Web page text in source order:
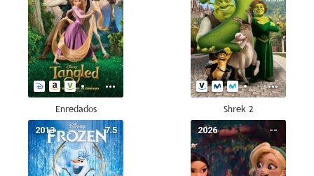
Enredados Shrek 2
7.5
2013 --
2026